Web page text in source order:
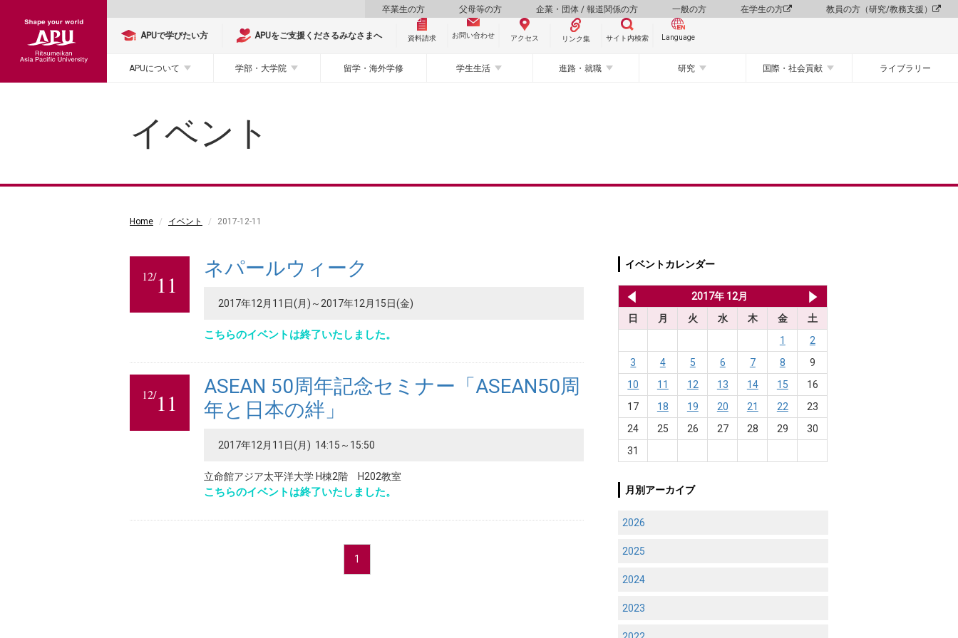
卒業生の方 父母等の方 企業・団体 / 報道関係の方 一般の方 在学生の方 教員の方（研究/教務支援）
APUで学びたい方 APUをご支援くださるみなさまへ 資料請求 お問い合わせ アクセス リンク集 サイト内検索 Language
APUについて 学部・大学院 留学・海外学修 学生生活 進路・就職 研究 国際・社会貢献 ライブラリー
イベント
Home イベント 2017-12-11
12/11
ネパールウィーク
2017年12月11日(月)～2017年12月15日(金)
こちらのイベントは終了いたしました。
12/11
ASEAN 50周年記念セミナー「ASEAN50周
年と日本の絆」
2017年12月11日(月) 14:15～15:50
立命館アジア太平洋大学 H棟2階 H202教室
こちらのイベントは終了いたしました。
1
イベントカレンダー
2017年 11月2017年 12月
日
月 火 水 木 金
土
1
2
3
4 5 6 7 8
9
10
11 12 13 14 15
16
17
18 19 20 21 22
23
24
25 26 27 28 29
30
31
月別アーカイブ
2026
2025
2024
2023